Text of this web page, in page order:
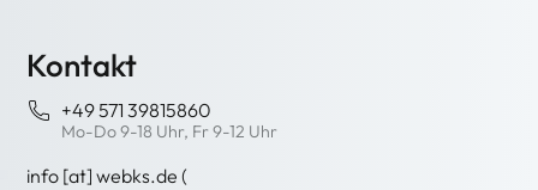
Kontakt
+49 571 39815860
Mo-Do 9-18 Uhr, Fr 9-12 Uhr
info [at]webks.de (